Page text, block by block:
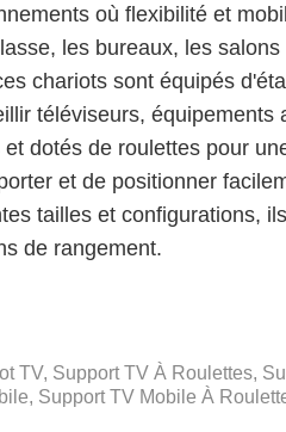
où flexibilité et
les bureaux, les
chariots sont équipés
téléviseurs, équipements
dotés de roulettes pour
et de positionner
tailles et configurations,
de rangement.
TV, Support TV À Roulettes,
Support TV Mobile À